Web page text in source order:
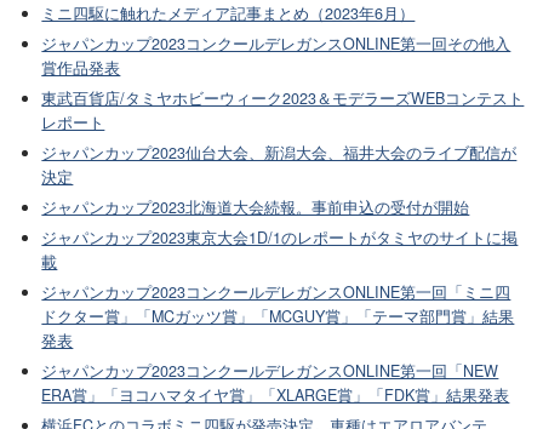
ミニ四駆に触れたメディア記事まとめ（2023年6月）
ジャパンカップ2023コンクールデレガンスONLINE第一回その他入
賞作品発表
東武百貨店/タミヤホビーウィーク2023＆モデラーズWEBコンテスト
レポート
ジャパンカップ2023仙台大会、新潟大会、福井大会のライブ配信が
決定
ジャパンカップ2023北海道大会続報。事前申込の受付が開始
ジャパンカップ2023東京大会1D/1のレポートがタミヤのサイトに掲
載
ジャパンカップ2023コンクールデレガンスONLINE第一回「ミニ四
ドクター賞」「MCガッツ賞」「MCGUY賞」「テーマ部門賞」結果
発表
ジャパンカップ2023コンクールデレガンスONLINE第一回「NEW
ERA賞」「ヨコハマタイヤ賞」「XLARGE賞」「FDK賞」結果発表